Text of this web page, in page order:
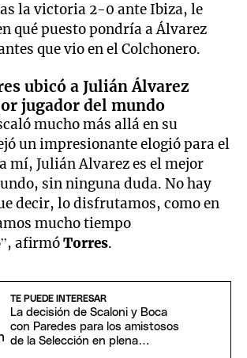
la victoria 2-0 ante Ibiza, le
qué puesto pondría a Álvarez
que vio en el Colchonero.
ubicó a Julián Álvarez
jugador del mundo
mucho más allá en su
un impresionante elogió para el
mí, Julián Alvarez es el mejor
sin ninguna duda. No hay
decir, lo disfrutamos, como en
mucho tiempo
afirmóTorres.
TE PUEDE INTERESAR
La decisión de Scaloni y Boca
con Paredes para los amistosos
de la Selección en plena